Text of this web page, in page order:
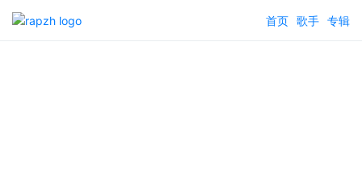
首页 歌手 专辑